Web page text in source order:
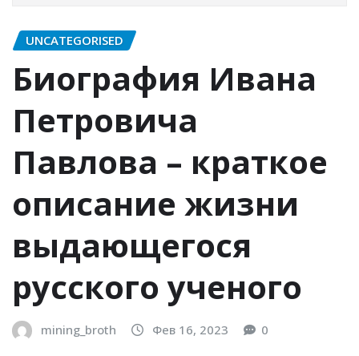
UNCATEGORISED
Биография Ивана
Петровича
Павлова – краткое
описание жизни
выдающегося
русского ученого
mining_broth Фев 16, 2023 0